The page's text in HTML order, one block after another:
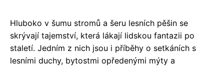
Hluboko v šumu stromů a šeru lesních pěšin se
skrývají tajemství, která lákají lidskou fantazii po
staletí. Jedním z nich jsou i příběhy o setkáních s
lesními duchy, bytostmi opředenými mýty a